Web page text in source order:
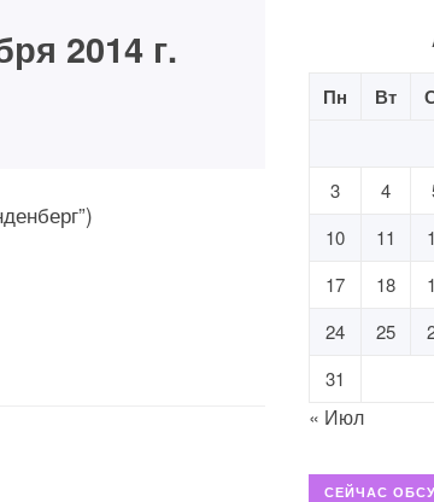
2014 г.
Пн Вт
3
4
10
11
17
18
24
25
31
« Июл
СЕЙЧАС